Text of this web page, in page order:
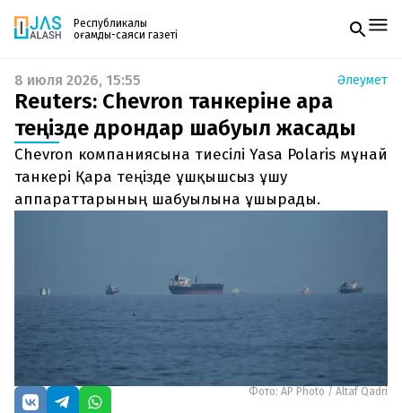
Республикалық
қоғамдық-саяси газеті
Жаңалықтар
Спорт
Live
Руханият
Аймақ
Архив
Заң және тәртіп
+7 701 220 64 52
Пошта
zhasalash100@gmail.com
Газетке жазылу
PDF форматтағы газетті ай сайын электронды
поштаңызға алып отырыңыз. Жаңа нөмір
шыққан сәтте сізге бірден жіберіледі. Тек email
енгізіңіз, біз қалғанын өзіміз жібереміз.
8 июля 2026, 15:55 Әлеумет
Reuters: Chevron танкеріне Қара
теңізде дрондар шабуыл жасады
Chevron компаниясына тиесілі Yasa Polaris мұнай
танкері Қара теңізде ұшқышсыз ұшу
аппараттарының шабуылына ұшырады.
Фото: AP Photo / Altaf Qadri